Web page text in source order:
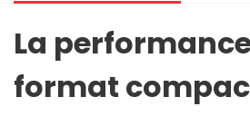
La
format